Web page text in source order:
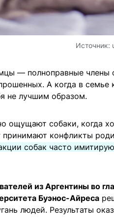
Источник:
— полноправные члены
А когда в
не лучшим образом.
ощущают собаки, когда
принимают конфликты
собак часто
из Аргентины во
Буэнос-Айреса
людей. Результаты